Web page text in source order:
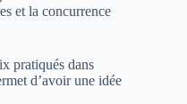
et la concurrence
pratiqués dans
d’avoir une idée